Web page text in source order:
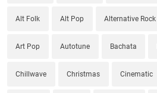
Alt Folk Alt Pop Alternative Rock
Art Pop Autotune Bachata
Chillwave Christmas Cinematic